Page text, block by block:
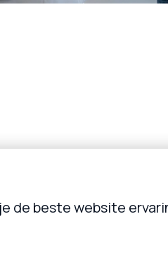
de beste website